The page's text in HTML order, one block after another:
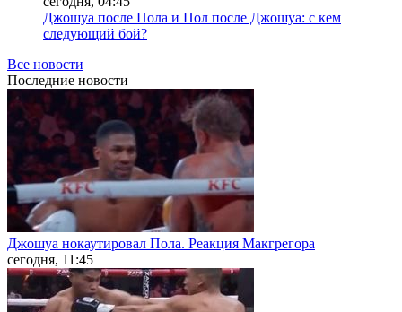
Джошуа после Пола и Пол после Джошуа: с кем
следующий бой?
Все новости
Последние новости
Джошуа нокаутировал Пола. Реакция Макгрегора
сегодня, 11:45